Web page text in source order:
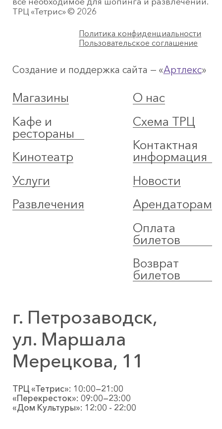
ТРЦ «Тетрис» © 2026
Политика конфиденциальности
Пользовательское соглашение
Создание и поддержка сайта — «Артлекс»
Магазины
Кафе и
рестораны
Кинотеатр
Услуги
Развлечения
О нас
Схема ТРЦ
Контактная
информация
Новости
Арендаторам
Оплата
билетов
Возврат
билетов
г. Петрозаводск,
ул. Маршала
Мерецкова, 11
ТРЦ «Тетрис»: 10:00—21:00
«Перекресток»: 09:00—23:00
«Дом Культуры»: 12:00 - 22:00